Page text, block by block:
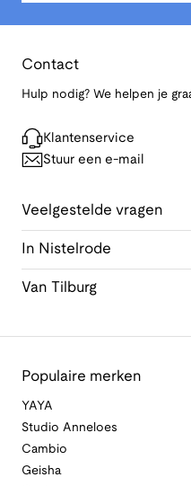
Contact
Hulp nodig? We helpen je
Klantenservice
Stuur een e-mail
Veelgestelde vragen
In Nistelrode
Van Tilburg
Populaire merken
YAYA
Studio Anneloes
Cambio
Geisha